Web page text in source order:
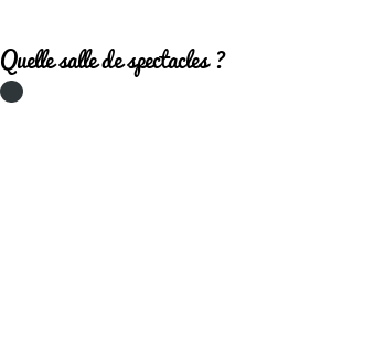
Quelle salle de spectacles ?